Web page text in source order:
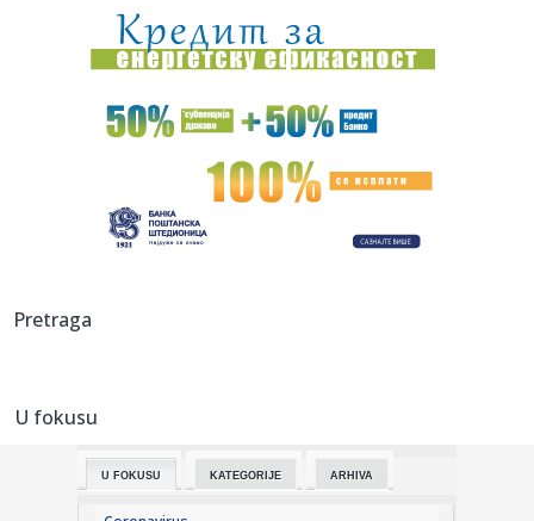
11:28:Makabi ne staje!
11:28:Reditelj Stevan Filipović pretučen u centru Beograda
Sombor: Objavljen kompletan program „Bodrog festa“
11:25:Vens: Pregovori će biti teški, ali cilj je jasan
dronova"
11:25:
11:25:
Stevandić objavio "ekskluzivni" snimak: "Poslali mi moji, zna
Pretraga
U fokusu
U FOKUSU KATEGORIJE ARHIVA